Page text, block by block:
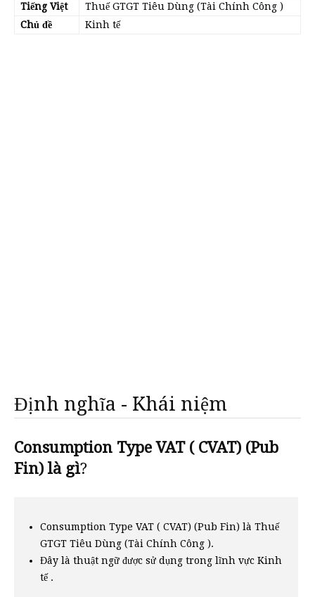
Tiếng Việt
Thuế GTGT Tiêu Dùng (Tài Chính Công )
Chủ đề
Kinh tế
Định nghĩa - Khái niệm
Consumption Type VAT ( CVAT) (Pub
Fin) là gì?
Consumption Type VAT ( CVAT) (Pub Fin) là Thuế
GTGT Tiêu Dùng (Tài Chính Công ).
Đây là thuật ngữ được sử dụng trong lĩnh vực Kinh
tế .